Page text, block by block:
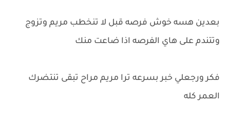
بعدين هسه خوش فرصه قبل لا تنخطب مريم وتزوج
وتتندم على هاي الفرصه اذا ضاعت منك
فكر ورجعلي خبر بسرعه ترا مريم مراح تبقى تنتضرك
العمر كله